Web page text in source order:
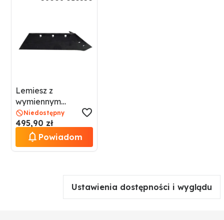
Lemiesz z
wymiennym
dziobem GRANIT
56008 010550
Niedostępny
495,90 zł
Powiadom
Ustawienia dostępności i wyglądu